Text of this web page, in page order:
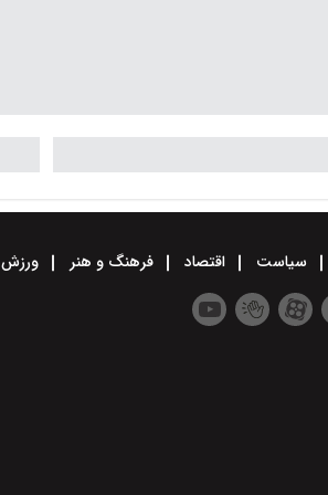
سیاست اقتصاد فرهنگ و هنر ورزش